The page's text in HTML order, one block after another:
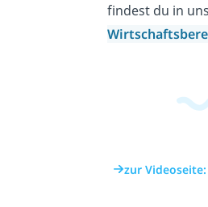
findest du in
zur